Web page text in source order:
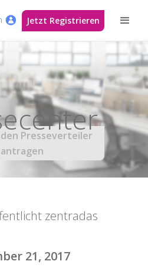
Jetzt Registrieren
Presseverteiler
zentradas
21, 2017